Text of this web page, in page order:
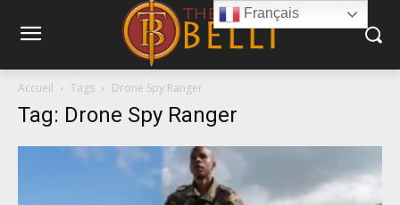
Accueil Tags Drone Spy Ranger
Tag: Drone Spy Ranger
Français